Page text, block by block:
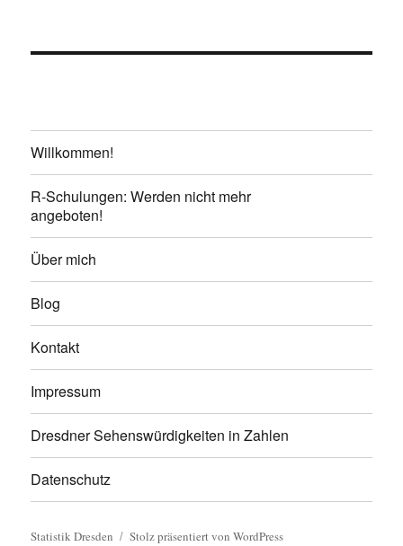
Willkommen!
R-Schulungen: Werden nicht mehr
angeboten!
Über mich
Blog
Kontakt
Impressum
Dresdner Sehenswürdigkeiten in Zahlen
Datenschutz
Statistik Dresden Stolz präsentiert von WordPress